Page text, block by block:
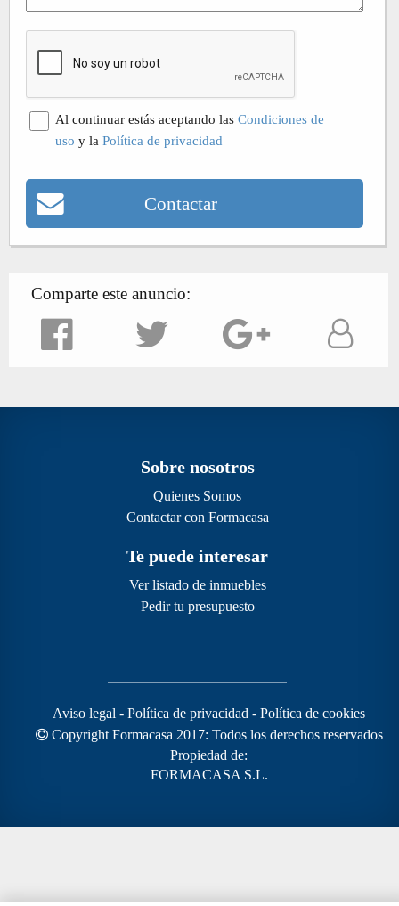
Al continuar estás aceptando las Condiciones de
uso y la Política de privacidad
Contactar
Comparte este anuncio:
Sobre nosotros
Quienes Somos
Contactar con Formacasa
Te puede interesar
Ver listado de inmuebles
Pedir tu presupuesto
Aviso legal - Política de privacidad - Política de cookies
Copyright Formacasa 2017: Todos los derechos reservados
Propiedad de:
FORMACASA S.L.